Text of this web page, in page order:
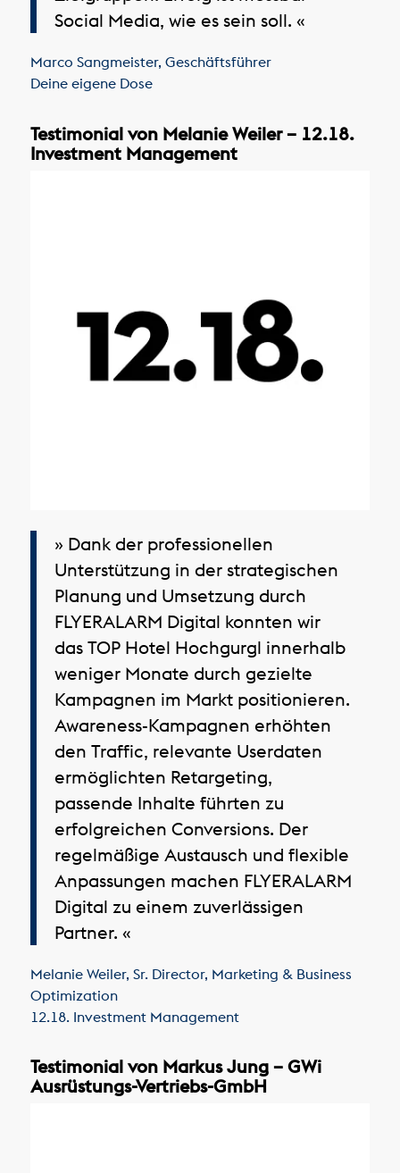
Social Media, wie es sein soll. «
Marco Sangmeister, Geschäftsführer
Deine eigene Dose
Testimonial von Melanie Weiler – 12.18.
Investment Management
» Dank der professionellen
Unterstützung in der strategischen
Planung und Umsetzung durch
FLYERALARM Digital konnten wir
das TOP Hotel Hochgurgl innerhalb
weniger Monate durch gezielte
Kampagnen im Markt positionieren.
Awareness-Kampagnen erhöhten
den Traffic, relevante Userdaten
ermöglichten Retargeting,
passende Inhalte führten zu
erfolgreichen Conversions. Der
regelmäßige Austausch und flexible
Anpassungen machen FLYERALARM
Digital zu einem zuverlässigen
Partner. «
Melanie Weiler, Sr. Director, Marketing & Business
Optimization
12.18. Investment Management
Testimonial von Markus Jung – GWi
Ausrüstungs-Vertriebs-GmbH